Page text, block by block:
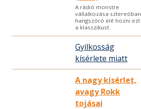
A rádió monstre
vállalkozása sztereóban
hangszóró elé hozni ezt
a klasszikust.
Gyilkosság
kísérlete miatt
A nagy kísérlet,
avagy Rokk
tojásai